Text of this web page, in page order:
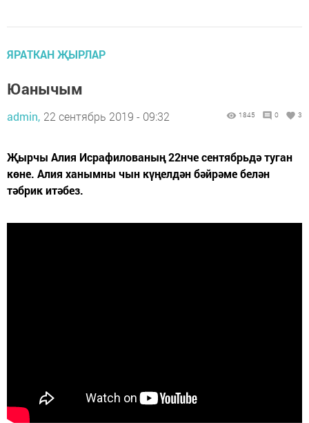
ЯРАТКАН ҖЫРЛАР
Юанычым
admin, 22 сентябрь 2019 - 09:32 1845 0 3
Җырчы Алия Исрафилованың 22нче сентябрьдә туган
көне. Алия ханымны чын күңелдән бәйрәме белән
тәбрик итәбез.